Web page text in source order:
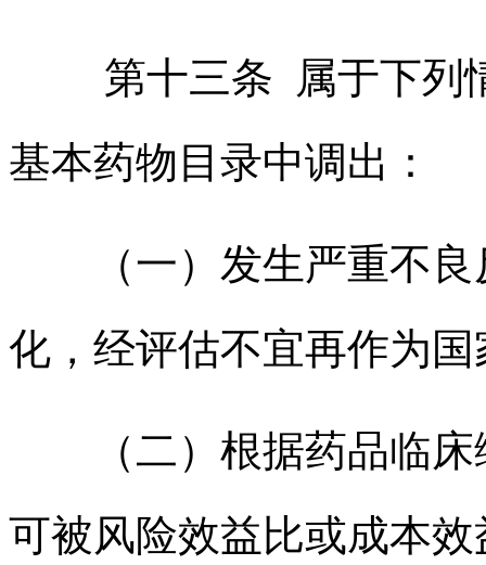
第十三条 属于下列
基本药物目录中调出：
（一）发生严重不
化，经评估不宜再作为
（二）根据药品临
可被风险效益比或成本